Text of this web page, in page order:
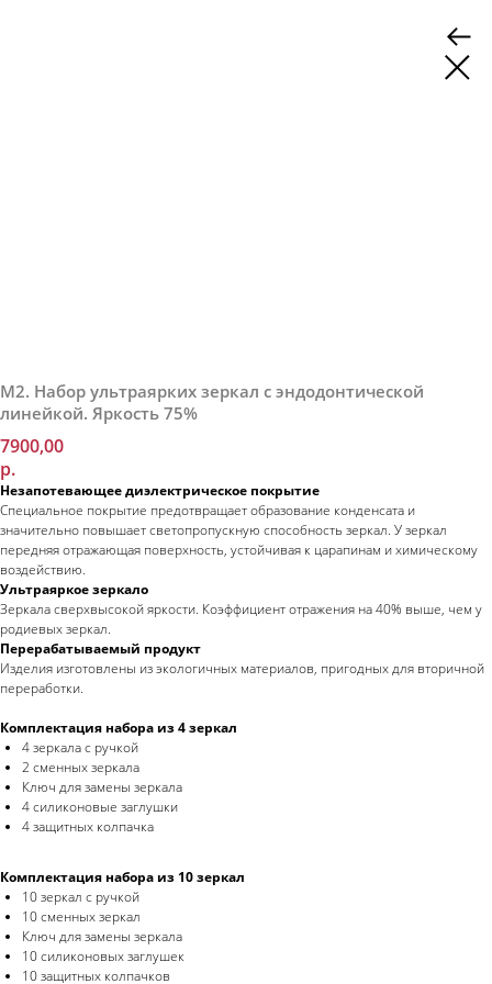
М2. Набор ультраярких зеркал с эндодонтической
линейкой. Яркость 75%
7900,00
р.
Незапотевающее диэлектрическое покрытие
Специальное покрытие предотвращает образование конденсата и
значительно повышает светопропускную способность зеркал. У зеркал
передняя отражающая поверхность, устойчивая к царапинам и химическому
воздействию.
Ультраяркое зеркало
Зеркала сверхвысокой яркости. Коэффициент отражения на 40% выше, чем у
родиевых зеркал.
Перерабатываемый продукт
Изделия изготовлены из экологичных материалов, пригодных для вторичной
переработки.
Комплектация набора из 4 зеркал
4 зеркала с ручкой
2 сменных зеркала
Ключ для замены зеркала
4 силиконовые заглушки
4 защитных колпачка
Комплектация набора из 10 зеркал
10 зеркал с ручкой
10 сменных зеркал
Ключ для замены зеркала
10 силиконовых заглушек
10 защитных колпачков